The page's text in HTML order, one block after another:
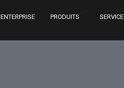
ENTERPRISE PRODUITS